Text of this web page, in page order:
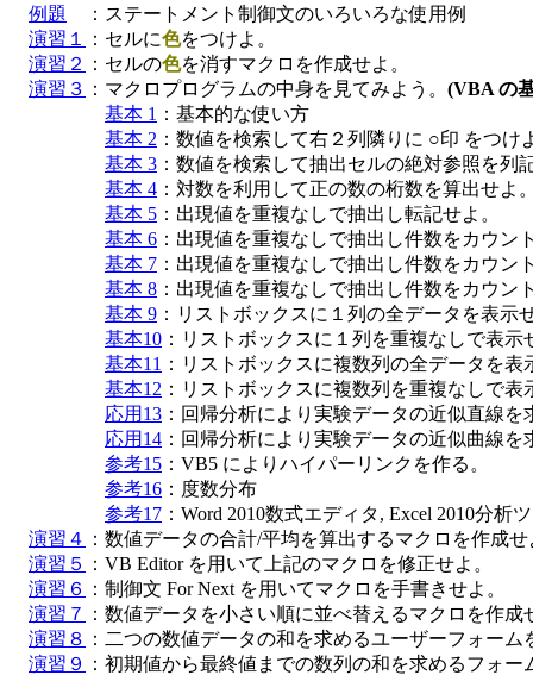
例題
：ステートメント制御文のいろいろな使用例
演習１
：セルに色をつけよ。
演習２
：セルの色を消すマクロを作成せよ。
演習３ ：マクロプログラムの中身を見てみよう。 (VBA の
基本 1 ：基本的な使い方
基本 2 ：数値を検索して右２列隣りに ○印 をつけ
基本 3 ：数値を検索して抽出セルの絶対参照を列
基本 4 ：対数を利用して正の数の桁数を算出せよ
基本 5 ：出現値を重複なしで抽出し転記せよ。
基本 6 ：出現値を重複なしで抽出し件数をカウン
基本 7 ：出現値を重複なしで抽出し件数をカウン
基本 8 ：出現値を重複なしで抽出し件数をカウン
基本 9 ：リストボックスに１列の全データを表示
基本10 ：リストボックスに１列を重複なしで表
基本11 ：リストボックスに複数列の全データを表
基本12 ：リストボックスに複数列を重複なしで表
応用13 ：回帰分析により実験データの近似直線を
応用14 ：回帰分析により実験データの近似曲線を
参考15 ：VB5 によりハイパーリンクを作る。
参考16 ：度数分布
参考17 ：Word 2010数式エディタ, Excel 2010分析
演習４ ：数値データの合計/平均を算出するマクロを作成せ
演習５
：VB Editor を用いて上記のマクロを修正せよ。
演習６
：制御文 For Next を用いてマクロを手書きせよ。
演習７
：数値データを小さい順に並べ替えるマクロを作成
演習８ ：二つの数値データの和を求めるユーザーフォーム
演習９
：初期値から最終値までの数列の和を求めるフォー